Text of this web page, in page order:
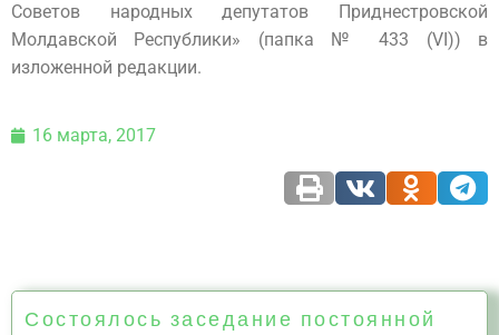
Советов народных депутатов Приднестровской
Молдавской Республики» (папка № 433 (VI)) в
изложенной редакции.
16 марта, 2017
Состоялось заседание постоянной